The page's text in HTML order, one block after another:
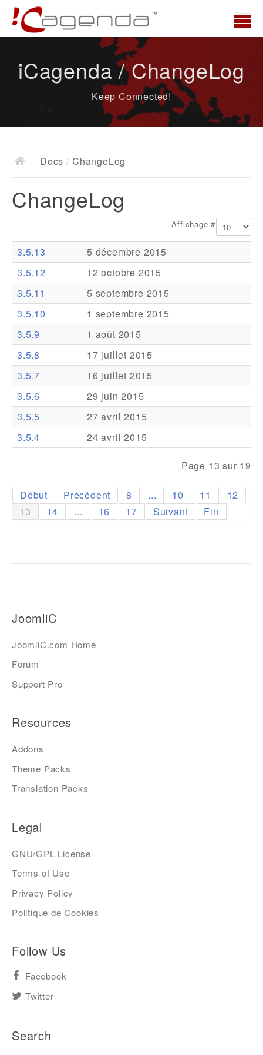
News
Docs
Documentation
Ressources
Addons
Theme Packs
Translation Packs
Support
Forum
iCagenda / ChangeLog
Keep Connected!
Docs / ChangeLog
ChangeLog
Affichage #
3.5.13
5 décembre 2015
3.5.12
12 octobre 2015
3.5.11
5 septembre 2015
3.5.10
1 septembre 2015
3.5.9
1 août 2015
3.5.8
17 juillet 2015
3.5.7
16 juillet 2015
3.5.6
29 juin 2015
3.5.5
27 avril 2015
3.5.4
24 avril 2015
Page 13 sur 19
Début Précédent 8 ... 10 11
12
13
14 ... 16 17 Suivant Fin
JoomliC
JoomliC.com Home
Forum
Support Pro
Resources
Addons
Theme Packs
Translation Packs
Legal
GNU/GPL License
Terms of Use
Privacy Policy
Politique de Cookies
Follow Us
Facebook
Twitter
Search